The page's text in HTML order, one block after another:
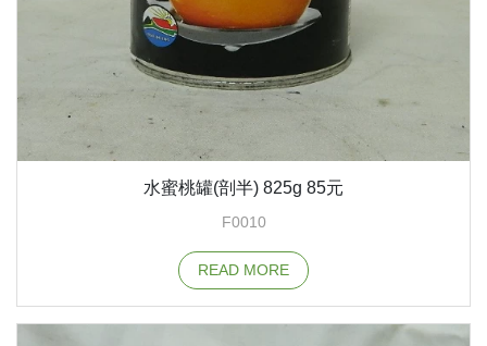
水蜜桃罐(剖半) 825g 85元
F0010
READ MORE